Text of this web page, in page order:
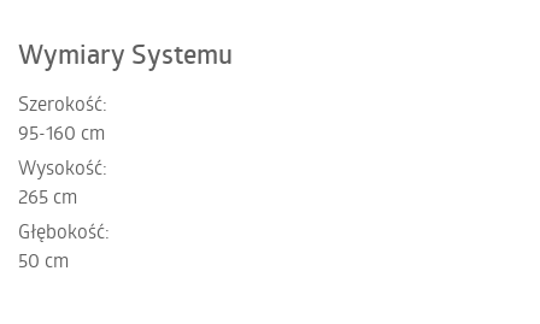
Wymiary Systemu
Szerokość:
95-160 cm
Wysokość:
265 cm
Głębokość:
50 cm